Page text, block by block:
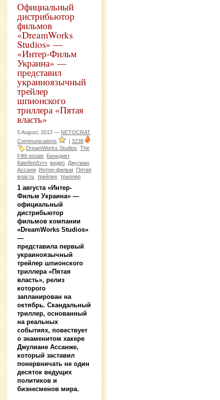
Официальный
дистрибьютор
фильмов
«DreamWorks
Studios» —
«Интер-Фильм
Украина» —
представил
украиноязычный
трейлер
шпионского
триллера «Пятая
власть»
5 August, 2013 — NETOCRAT
Communications
| 3238
DreamWorks Studios The
Fifth estate Бенедикт
Камбербэтч видео Джулиан
Ассанж Интер-фильм
Пятая
власть трейлер триллер
1 августа «Интер-
Фильм Украина» —
официальный
дистрибьютор
фильмов компании
«DreamWorks Studios»
—
представила первый
украиноязычный
трейлер шпионского
триллера «Пятая
власть», релиз
которого
запланирован на
октябрь. Скандальный
триллер, основанный
на реальных
событиях, повествует
о знаменитом хакере
Джулиане Ассанже,
который заставил
понервничать не один
десяток ведущих
политиков и
бизнесменов мира.